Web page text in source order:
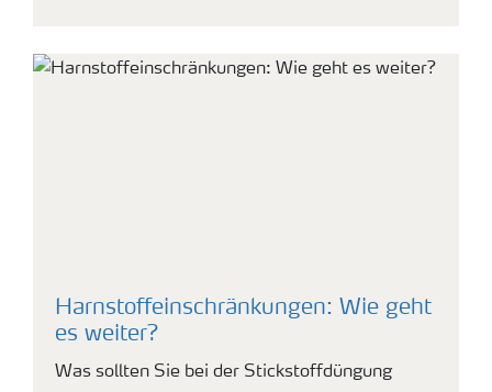
Harnstoffeinschränkungen: Wie geht
es weiter?
Was sollten Sie bei der Stickstoffdüngung